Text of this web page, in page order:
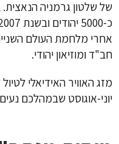
אחרי מלחמת העולם
חב"ד ומוזיאון יהודי.
מזג האוויר האידיאלי
יוני-אוגוסט שבמהלכם